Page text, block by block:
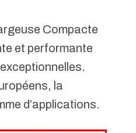
Compacte
et performante
la
d’applications.